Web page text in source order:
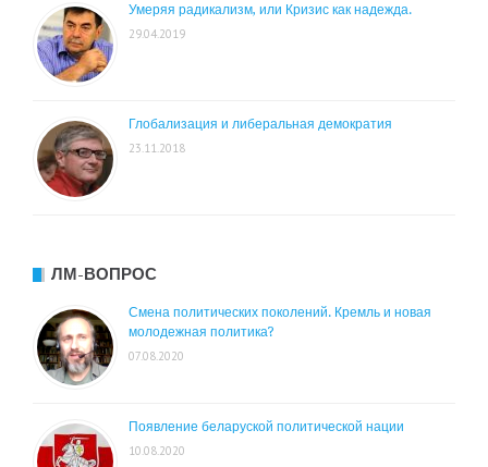
Умеряя радикализм, или Кризис как надежда.
29.04.2019
Глобализация и либеральная демократия
23.11.2018
ЛМ-ВОПРОС
Смена политических поколений. Кремль и новая
молодежная политика?
07.08.2020
Появление беларуской политической нации
10.08.2020